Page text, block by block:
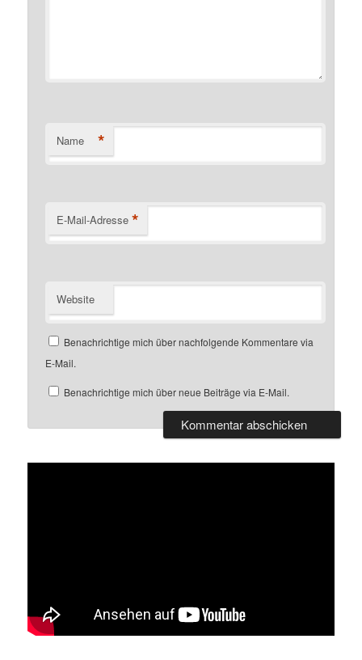
Name *
E-Mail-Adresse *
Website
Benachrichtige mich über nachfolgende Kommentare via
E-Mail.
Benachrichtige mich über neue Beiträge via E-Mail.